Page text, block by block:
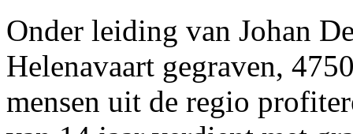
Onder leiding van Johan
Helenavaart gegraven,
mensen uit de regio